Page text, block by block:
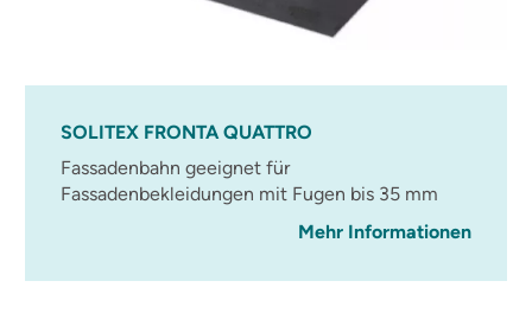
SOLITEX FRONTA QUATTRO
Fassadenbahn geeignet für
Fassadenbekleidungen mit Fugen bis 35 mm
Mehr Informationen